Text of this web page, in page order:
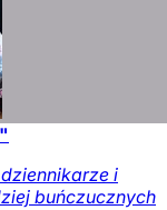
dziennikarze i
buńczucznych